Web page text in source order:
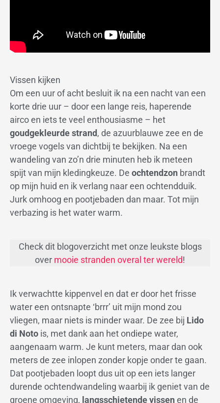
Vissen kijken
Om een uur of acht besluit ik na een nacht van een
korte drie uur – door een lange reis, haperende
airco en iets te veel enthousiasme – het
goudgekleurde strand, de azuurblauwe zee en de
vroege vogels van dichtbij te bekijken. Na een
wandeling van zo’n drie minuten heb ik meteen
spijt van mijn kledingkeuze. De ochtendzon brandt
op mijn huid en ik verlang naar een ochtendduik.
Jurk omhoog en pootjebaden dan maar. Tot mijn
verbazing is het water warm.
Check dit blogoverzicht met onze leukste blogs
over mooie stranden overal ter wereld!
Ik verwachtte kippenvel en dat er door het frisse
water een ontsnapte ‘brrr’ uit mijn mond zou
vliegen, maar niets is minder waar. De zee bij Lido
di Noto is, met dank aan het ondiepe water,
aangenaam warm. Je kunt meters, maar dan ook
meters de zee inlopen zonder kopje onder te gaan.
Dat pootjebaden loopt dus uit op een iets langer
durende ochtendwandeling waarbij ik geniet van de
groene omgeving, langsschietende vissen en de